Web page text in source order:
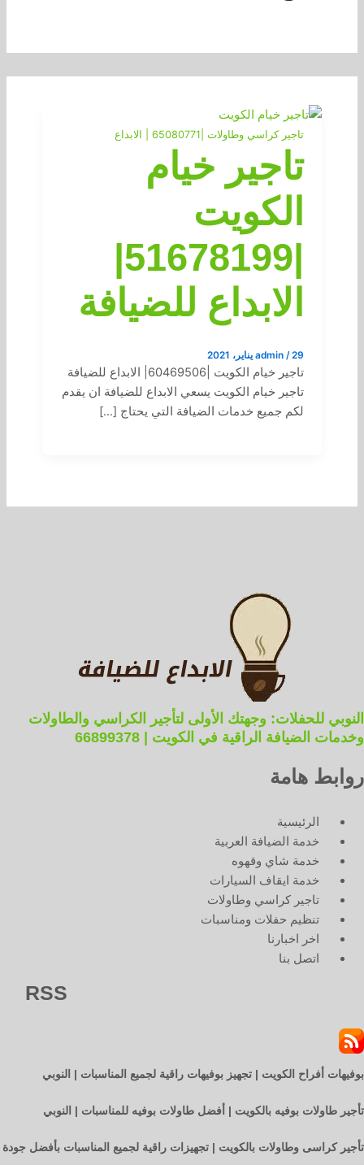
تاجير كراسي وطاولات |65080771 | الابداع
تاجير خيام
الكويت
|51678199|
الابداع للضيافة
admin /29 يناير، 2021
تاجير خيام الكويت |60469506| الابداع للضيافة
تاجير خيام الكويت يسعي الابداع للضيافة ان يقدم
لكم جميع خدمات الضيافة التي يحتاج […]
النوبي للحفلات: وجهتك الأولى لتأجير الكراسي والطاولات
وخدمات الضيافة الراقية في الكويت | 66899378
روابط هامة
الرئيسية
خدمة الضيافة العربية
خدمة شاي وقهوه
خدمة ايقاف السيارات
تاجير كراسي وطاولات
تنظيم حفلات ومناسبات
اخر اخبارنا
اتصل بنا
RSS
بوفيهات أفراح الكويت | تجهيز بوفيهات راقية لجميع المناسبات | النوبي
تأجير طاولات بوفيه بالكويت | أفضل طاولات بوفيه للمناسبات | النوبي
تأجير كراسى وطاولات بالكويت | تجهيزات راقية لجميع المناسبات بأفضل جودة